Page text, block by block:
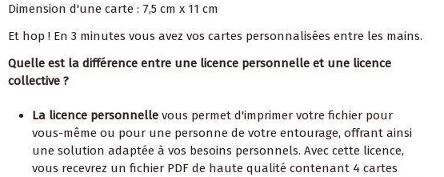
Dimension d'une carte : 7,5 cm x 11 cm
Et hop ! En 3 minutes vous avez vos cartes personnalisées entre les mains.
Quelle est la différence entre une licence personnelle et une licence
collective ?
La licence personnellevous permet d'imprimer votre fichier pour
vous-même ou pour une personne de votre entourage, offrant ainsi
une solution adaptée à vos besoins personnels. Avec cette licence,
vous recevrez un fichier PDF de haute qualité contenant 4 cartes